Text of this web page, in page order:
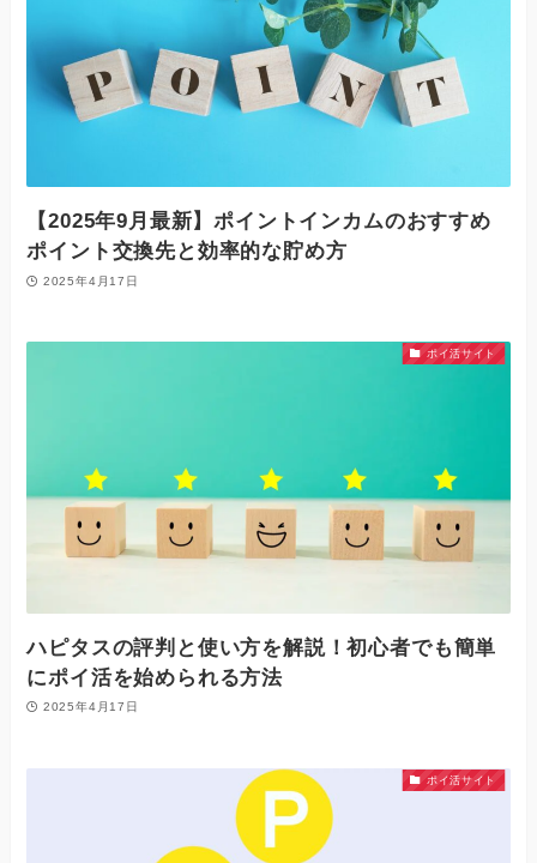
【2025年9月最新】ポイントインカムのおすすめ
ポイント交換先と効率的な貯め方
2025年4月17日
ポイ活サイト
ハピタスの評判と使い方を解説！初心者でも簡単
にポイ活を始められる方法
2025年4月17日
ポイ活サイト